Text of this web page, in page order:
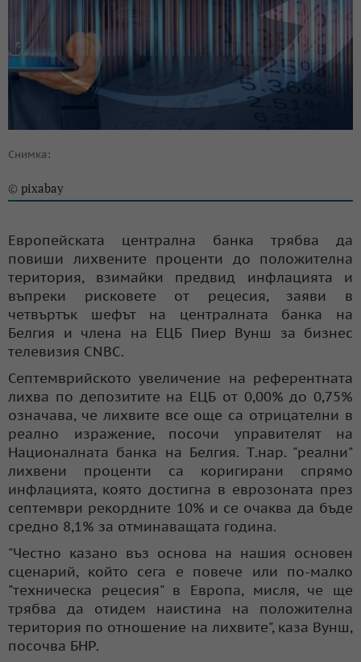
Снимка:
© pixabay
Европейската централна банка трябва да
повиши лихвените проценти до положителна
територия, взимайки предвид инфлацията и
въпреки рисковете от рецесия, заяви в
четвъртък шефът на централната банка на
Белгия и члена на ЕЦБ Пиер Вунш за бизнес
телевизия CNBC.
Септемврийското увеличение на референтната
лихва по депозитите на ЕЦБ от 0,00% до 0,75%
означава, че лихвите все още са отрицателни в
реално изражение, посочи управителят на
Националната банка на Белгия. Т.нар. "реални"
лихвени проценти са коригирани спрямо
инфлацията, която достигна в еврозоната през
септември рекордните 10% и се очаква да бъде
средно 8,1% за отминаващата година.
"Честно казано въз основа на нашия основен
сценарий, който сега е повече или по-малко
"техническа рецесия" в Европа, мисля, че ще
трябва да отидем наистина на положителна
територия по отношение на лихвите", каза Вунш,
посочва БНР.